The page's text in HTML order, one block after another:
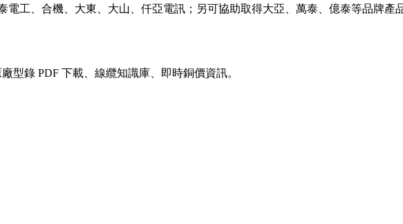
電工、合機、大東、大山、仟亞電訊；另可協助取得大亞、萬泰、億泰等品牌產
型錄 PDF 下載、線纜知識庫、即時銅價資訊。